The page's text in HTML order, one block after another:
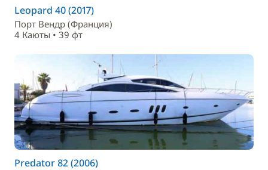
Leopard 40 (2017)
Порт Вендр (Франция)
4 Каюты • 39 фт
Predator 82 (2006)